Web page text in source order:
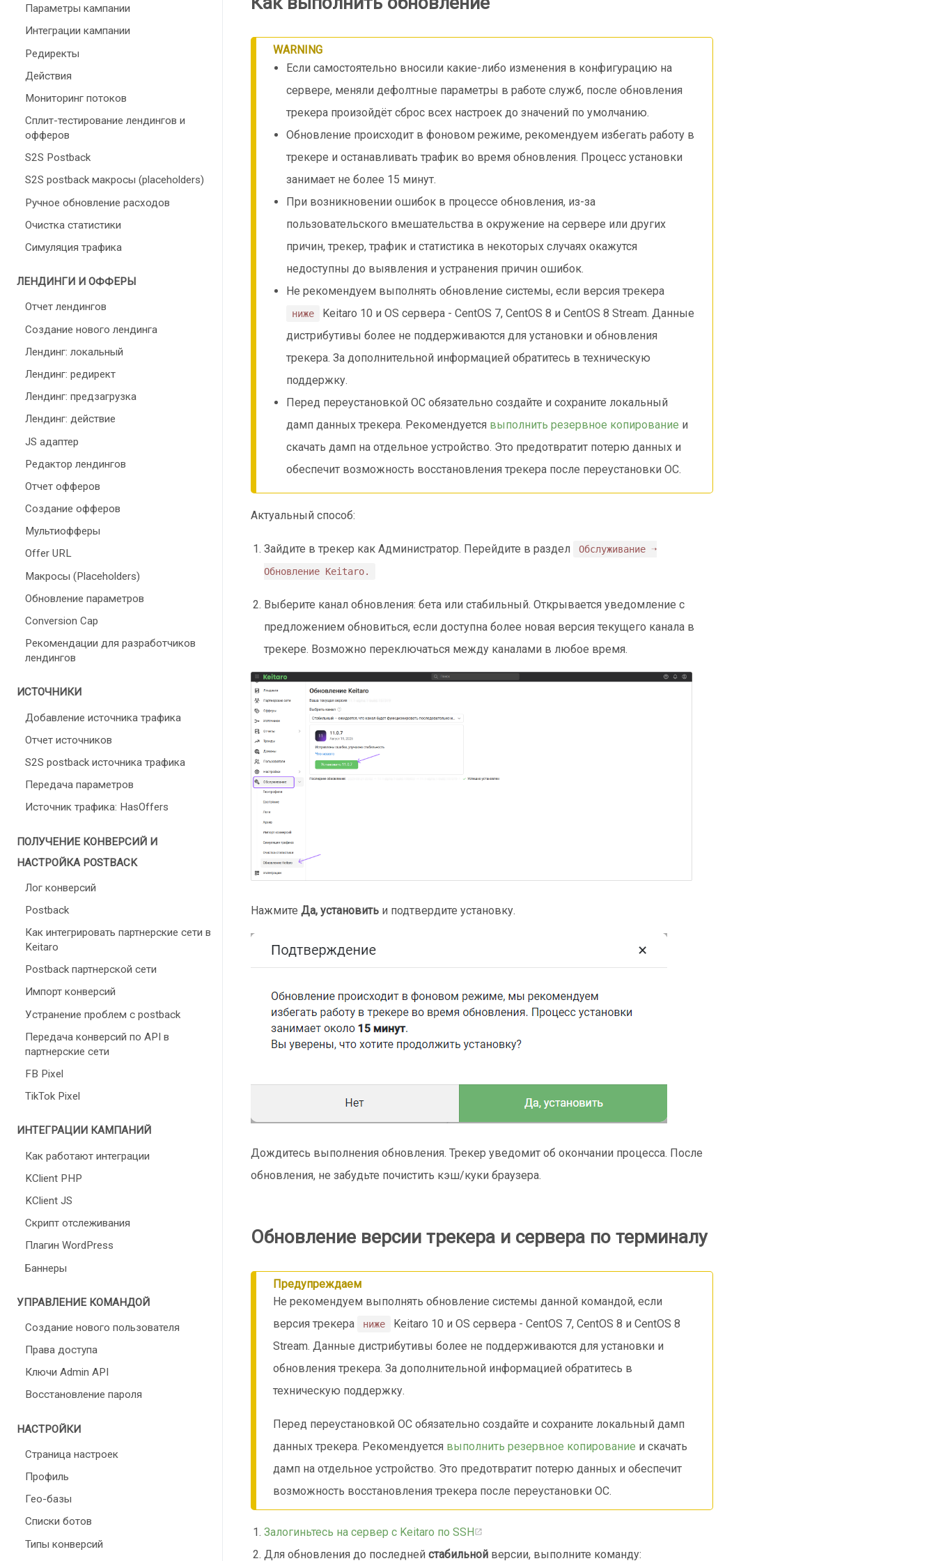
Параметры кампании
Интеграции кампании
Редиректы
Действия
Мониторинг потоков
Сплит-тестирование лендингов и
офферов
S2S Postback
S2S postback макросы (placeholders)
Ручное обновление расходов
Очистка статистики
Симуляция трафика
ЛЕНДИНГИ И ОФФЕРЫ
Отчет лендингов
Создание нового лендинга
Лендинг: локальный
Лендинг: редирект
Лендинг: предзагрузка
Лендинг: действие
JS адаптер
Редактор лендингов
Отчет офферов
Создание офферов
Мультиофферы
Offer URL
Макросы (Placeholders)
Обновление параметров
Conversion Cap
Рекомендации для разработчиков
лендингов
ИСТОЧНИКИ
Добавление источника трафика
Отчет источников
S2S postback источника трафика
Передача параметров
Источник трафика: HasOffers
ПОЛУЧЕНИЕ КОНВЕРСИЙ И
НАСТРОЙКА POSTBACK
Лог конверсий
Postback
Как интегрировать партнерские сети в
Keitaro
Postback партнерской сети
Импорт конверсий
Устранение проблем с postback
Передача конверсий по API в
партнерские сети
FB Pixel
TikTok Pixel
ИНТЕГРАЦИИ КАМПАНИЙ
Как работают интеграции
KClient PHP
KClient JS
Скрипт отслеживания
Плагин WordPress
Баннеры
УПРАВЛЕНИЕ КОМАНДОЙ
Создание нового пользователя
Права доступа
Ключи Admin API
Восстановление пароля
НАСТРОЙКИ
Страница настроек
Профиль
Гео-базы
Списки ботов
Типы конверсий
WARNING
Если самостоятельно вносили какие-либо изменения в конфигурацию на
сервере, меняли дефолтные параметры в работе служб, после обновления
трекера произойдёт сброс всех настроек до значений по умолчанию.
Обновление происходит в фоновом режиме, рекомендуем избегать работу в
трекере и останавливать трафик во время обновления. Процесс установки
занимает не более 15 минут.
При возникновении ошибок в процессе обновления, из-за
пользовательского вмешательства в окружение на сервере или других
причин, трекер, трафик и статистика в некоторых случаях окажутся
недоступны до выявления и устранения причин ошибок.
Не рекомендуем выполнять обновление системы, если версия трекера
ниже
Keitaro 10 и OS сервера - CentOS 7, CentOS 8 и CentOS 8 Stream. Данные
дистрибутивы более не поддерживаются для установки и обновления
трекера. За дополнительной информацией обратитесь в техническую
поддержку.
Перед переустановкой ОС обязательно создайте и сохраните локальный
дамп данных трекера. Рекомендуется выполнить резервное копирование и
скачать дамп на отдельное устройство. Это предотвратит потерю данных и
обеспечит возможность восстановления трекера после переустановки ОС.
Актуальный способ:
Зайдите в трекер как Администратор. Перейдите в раздел
Обслуживание ➝
Обновление Keitaro.
Выберите канал обновления: бета или стабильный. Открывается уведомление с
предложением обновиться, если доступна более новая версия текущего канала в
трекере. Возможно переключаться между каналами в любое время.
Нажмите Да, установить и подтвердите установку.
Дождитесь выполнения обновления. Трекер уведомит об окончании процесса. После
обновления, не забудьте почистить кэш/куки браузера.
Обновление версии трекера и сервера по терминалу
Предупреждаем
Не рекомендуем выполнять обновление системы данной командой, если
версия трекера
ниже
Keitaro 10 и OS сервера - CentOS 7, CentOS 8 и CentOS 8
Stream. Данные дистрибутивы более не поддерживаются для установки и
обновления трекера. За дополнительной информацией обратитесь в
техническую поддержку.
Перед переустановкой ОС обязательно создайте и сохраните локальный дамп
данных трекера. Рекомендуется выполнить резервное копирование и скачать
дамп на отдельное устройство. Это предотвратит потерю данных и обеспечит
возможность восстановления трекера после переустановки ОС.
Залогиньтесь на сервер с Keitaro по SSH
Для обновления до последнейстабильной версии, выполните команду: